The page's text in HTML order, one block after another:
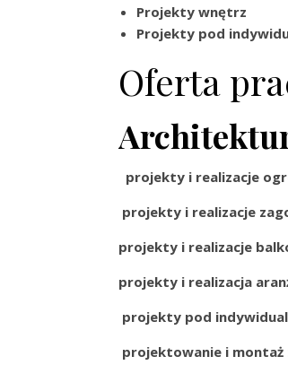
Projekty wnętrz
Projekty pod
Oferta
projekty i realizacje
projekty i realizacje
projekty i realizacje
projekty i realizacja
projekty pod
projektowanie i montaż